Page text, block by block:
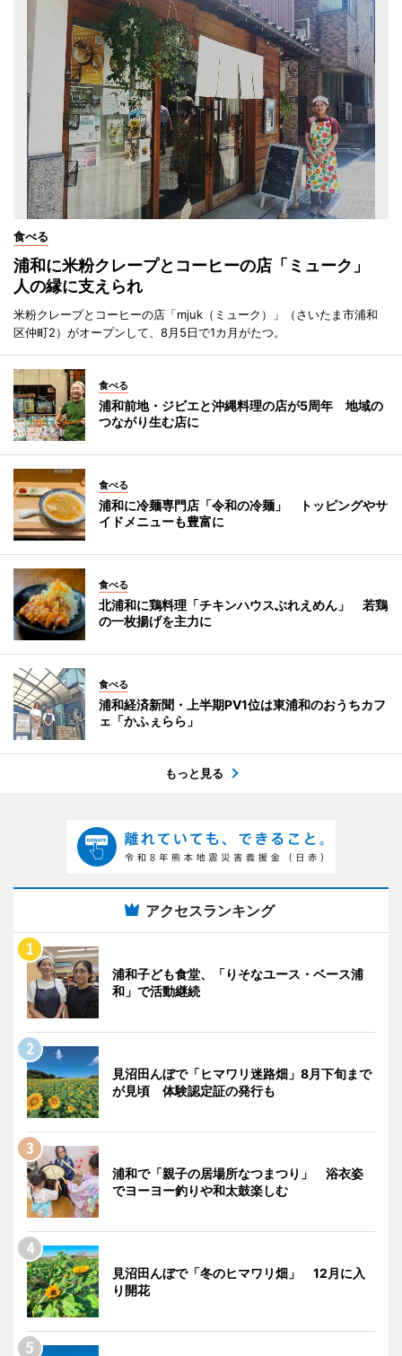
食べる
浦和に米粉クレープとコーヒーの店「ミューク」
人の縁に支えられ
米粉クレープとコーヒーの店「mjuk（ミューク）」（さいたま市浦和
区仲町2）がオープンして、8月5日で1カ月がたつ。
食べる
浦和前地・ジビエと沖縄料理の店が5周年 地域の
つながり生む店に
食べる
浦和に冷麺専門店「令和の冷麺」 トッピングやサ
イドメニューも豊富に
食べる
北浦和に鶏料理「チキンハウスぶれえめん」 若鶏
の一枚揚げを主力に
食べる
浦和経済新聞・上半期PV1位は東浦和のおうちカフ
ェ「かふぇらら」
もっと見る
アクセスランキング
浦和子ども食堂、「りそなユース・ベース浦
和」で活動継続
見沼田んぼで「ヒマワリ迷路畑」8月下旬まで
が見頃 体験認定証の発行も
浦和で「親子の居場所なつまつり」 浴衣姿
でヨーヨー釣りや和太鼓楽しむ
見沼田んぼで「冬のヒマワリ畑」 12月に入
り開花